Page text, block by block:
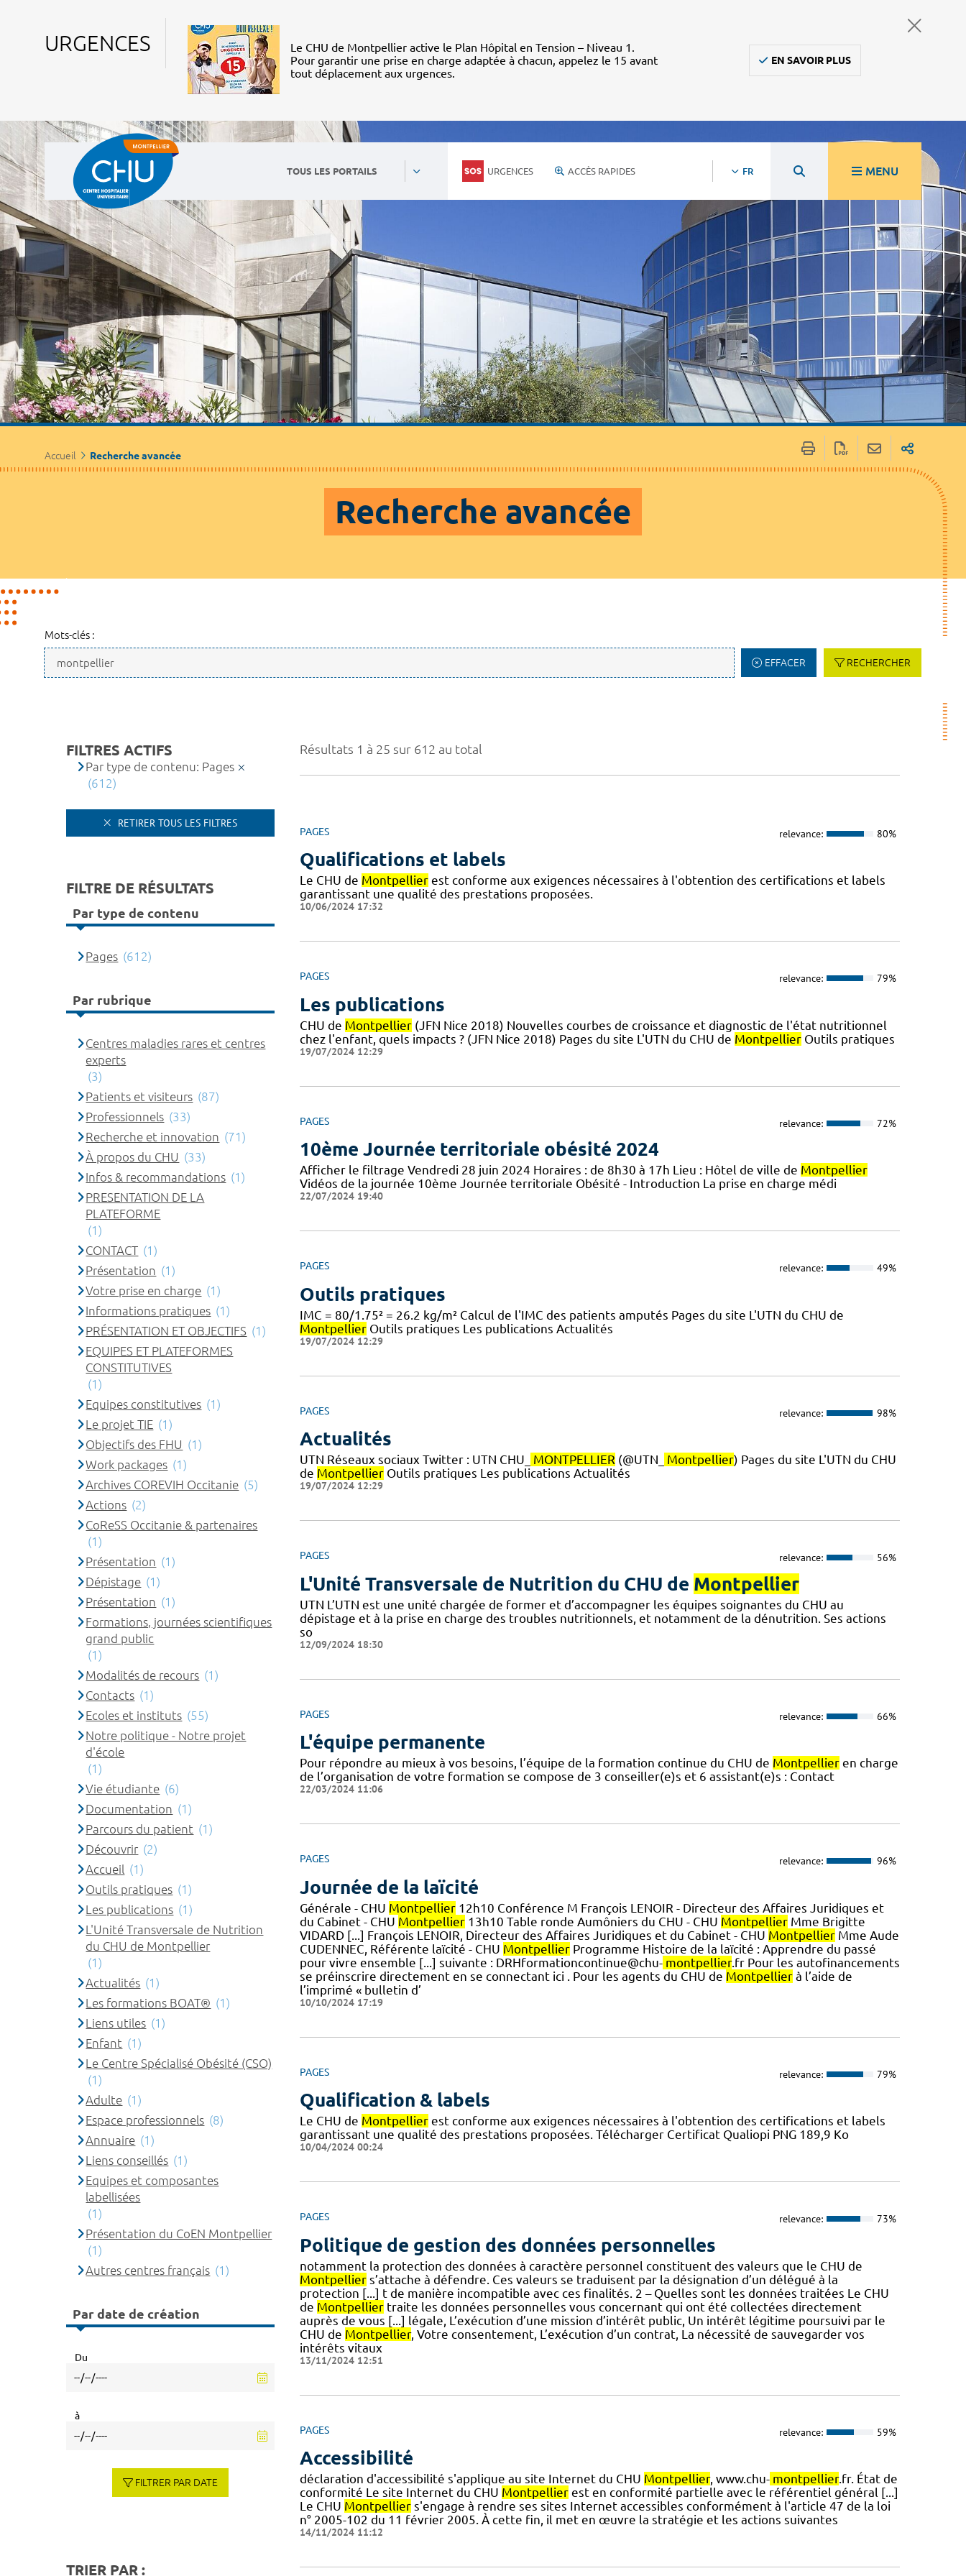
URGENCES
Le CHU de Montpellier active le Plan Hôpital en Tension – Niveau 1.
Pour garantir une prise en charge adaptée à chacun, appelez le 15 avant
tout déplacement aux urgences.
EN SAVOIR PLUS
TOUS LES PORTAILS URGENCES ACCÈS RAPIDES FR MENU
Accueil Recherche avancée
Recherche avancée
Mots-clés :
EFFACER RECHERCHER
Résultats 1 à 25 sur 612 au total
PAGES relevance: 80%
Qualifications et labels
Le CHU de Montpellierest conforme aux exigences nécessaires à l'obtention des certifications et labels
garantissant une qualité des prestations proposées.
10/06/2024 17:32
PAGES relevance: 79%
Les publications
CHU de Montpellier(JFN Nice 2018) Nouvelles courbes de croissance et diagnostic de l'état nutritionnel
chez l'enfant, quels impacts ? (JFN Nice 2018) Pages du site L'UTN du CHU de MontpellierOutils pratiques
19/07/2024 12:29
PAGES relevance: 72%
10ème Journée territoriale obésité 2024
Afficher le filtrage Vendredi 28 juin 2024 Horaires : de 8h30 à 17h Lieu : Hôtel de ville de Montpellier
Vidéos de la journée 10ème Journée territoriale Obésité - Introduction La prise en charge médi
22/07/2024 19:40
PAGES relevance: 49%
Outils pratiques
IMC = 80/1.75² = 26.2 kg/m² Calcul de l'IMC des patients amputés Pages du site L'UTN du CHU de
MontpellierOutils pratiques Les publications Actualités
19/07/2024 12:29
PAGES relevance: 98%
Actualités
UTN Réseaux sociaux Twitter : UTN CHU_ MONTPELLIER (@UTN_ Montpellier) Pages du site L'UTN du CHU
de MontpellierOutils pratiques Les publications Actualités
19/07/2024 12:29
PAGES relevance: 56%
L'Unité Transversale de Nutrition du CHU de Montpellier
UTN L’UTN est une unité chargée de former et d’accompagner les équipes soignantes du CHU au
dépistage et à la prise en charge des troubles nutritionnels, et notamment de la dénutrition. Ses actions
so
12/09/2024 18:30
PAGES relevance: 66%
L'équipe permanente
Pour répondre au mieux à vos besoins, l’équipe de la formation continue du CHU de Montpellieren charge
de l’organisation de votre formation se compose de 3 conseiller(e)s et 6 assistant(e)s : Contact
22/03/2024 11:06
PAGES relevance: 96%
Journée de la laïcité
Générale - CHU Montpellier12h10 Conférence M François LENOIR - Directeur des Affaires Juridiques et
du Cabinet - CHU Montpellier13h10 Table ronde Aumôniers du CHU - CHU MontpellierMme Brigitte
VIDARD [...] François LENOIR, Directeur des Affaires Juridiques et du Cabinet - CHU MontpellierMme Aude
CUDENNEC, Référente laïcité - CHU MontpellierProgramme Histoire de la laïcité : Apprendre du passé
pour vivre ensemble [...] suivante : DRHformationcontinue@chu- montpellier.fr Pour les autofinancements
se préinscrire directement en se connectant ici . Pour les agents du CHU de Montpellierà l’aide de
l’imprimé « bulletin d’
10/10/2024 17:19
PAGES relevance: 79%
Qualification & labels
Le CHU de Montpellierest conforme aux exigences nécessaires à l'obtention des certifications et labels
garantissant une qualité des prestations proposées. Télécharger Certificat Qualiopi PNG 189,9 Ko
10/04/2024 00:24
PAGES relevance: 73%
Politique de gestion des données personnelles
notamment la protection des données à caractère personnel constituent des valeurs que le CHU de
Montpelliers’attache à défendre. Ces valeurs se traduisent par la désignation d’un délégué à la
protection [...] t de manière incompatible avec ces finalités. 2 – Quelles sont les données traitées Le CHU
de Montpelliertraite les données personnelles vous concernant qui ont été collectées directement
auprès de vous [...] légale, L’exécution d’une mission d’intérêt public, Un intérêt légitime poursuivi par le
CHU de Montpellier, Votre consentement, L’exécution d’un contrat, La nécessité de sauvegarder vos
intérêts vitaux
13/11/2024 12:51
PAGES relevance: 59%
Accessibilité
déclaration d'accessibilité s'applique au site Internet du CHU Montpellier, www.chu- montpellier.fr. État de
conformité Le site Internet du CHU Montpellierest en conformité partielle avec le référentiel général [...]
Le CHU Montpelliers'engage à rendre ses sites Internet accessibles conformément à l'article 47 de la loi
n° 2005-102 du 11 février 2005. À cette fin, il met en œuvre la stratégie et les actions suivantes
14/11/2024 11:12
FILTRES ACTIFS
Par type de contenu: Pages
(612)
RETIRER TOUS LES FILTRES
FILTRE DE RÉSULTATS
Par type de contenu
Pages (612)
Par rubrique
Centres maladies rares et centres
experts
(3)
Patients et visiteurs (87)
Professionnels (33)
Recherche et innovation (71)
À propos du CHU (33)
Infos & recommandations (1)
PRESENTATION DE LA
PLATEFORME
(1)
CONTACT (1)
Présentation (1)
Votre prise en charge (1)
Informations pratiques (1)
PRÉSENTATION ET OBJECTIFS (1)
EQUIPES ET PLATEFORMES
CONSTITUTIVES
(1)
Equipes constitutives (1)
Le projet TIE (1)
Objectifs des FHU (1)
Work packages (1)
Archives COREVIH Occitanie (5)
Actions (2)
CoReSS Occitanie & partenaires
(1)
Présentation (1)
Dépistage (1)
Présentation (1)
Formations, journées scientifiques
grand public
(1)
Modalités de recours (1)
Contacts (1)
Ecoles et instituts (55)
Notre politique - Notre projet
d'école
(1)
Vie étudiante (6)
Documentation (1)
Parcours du patient (1)
Découvrir (2)
Accueil (1)
Outils pratiques (1)
Les publications (1)
L'Unité Transversale de Nutrition
du CHU de Montpellier
(1)
Actualités (1)
Les formations BOAT® (1)
Liens utiles (1)
Enfant (1)
Le Centre Spécialisé Obésité (CSO)
(1)
Adulte (1)
Espace professionnels (8)
Annuaire (1)
Liens conseillés (1)
Equipes et composantes
labellisées
(1)
Présentation du CoEN Montpellier
(1)
Autres centres français (1)
Par date de création
Du
à
FILTRER PAR DATE
TRIER PAR :